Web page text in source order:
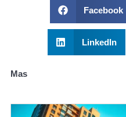
Facebook
LinkedIn
Mas